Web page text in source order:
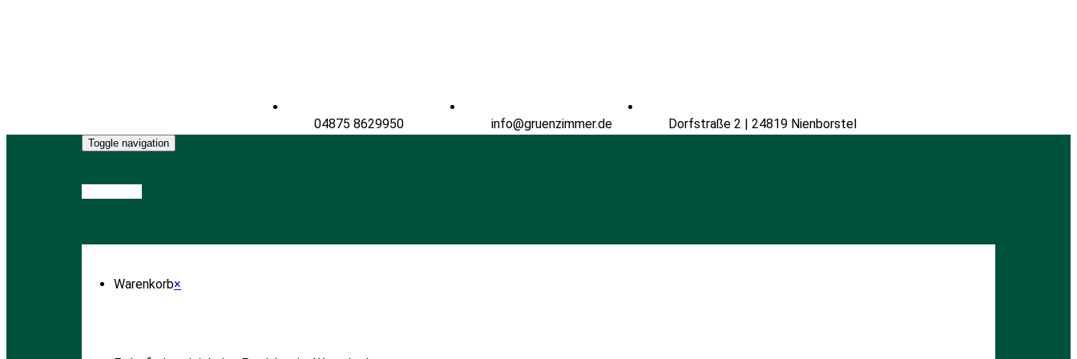
04875 8629950 info@gruenzimmer.de Dorfstraße 2 | 24819 Nienborstel
Toggle navigation
Warenkorb×